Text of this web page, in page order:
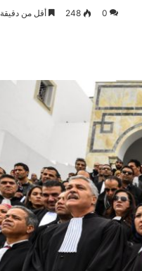
0
248 أقل من دقيقة